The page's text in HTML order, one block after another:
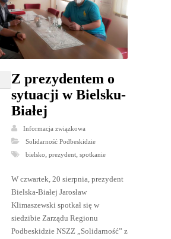
Z prezydentem o
sytuacji w Bielsku-
Białej
Informacja związkowa
Solidarność Podbeskidzie
bielsko, prezydent, spotkanie
W czwartek, 20 sierpnia, prezydent
Bielska-Białej Jarosław
Klimaszewski spotkał się w
siedzibie Zarządu Regionu
Podbeskidzie NSZZ „Solidarność” z